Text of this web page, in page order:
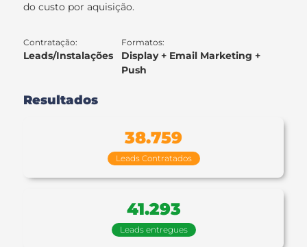
do custo por aquisição.
Contratação:
Leads/Instalações
Formatos:
Display + Email Marketing +
Push​
Resultados
38.759
Leads Contratados
41.293
Leads entregues